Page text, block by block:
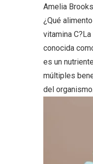
Amelia Brooks
¿Qué
vitamina
conocida
es un
múltiples
del